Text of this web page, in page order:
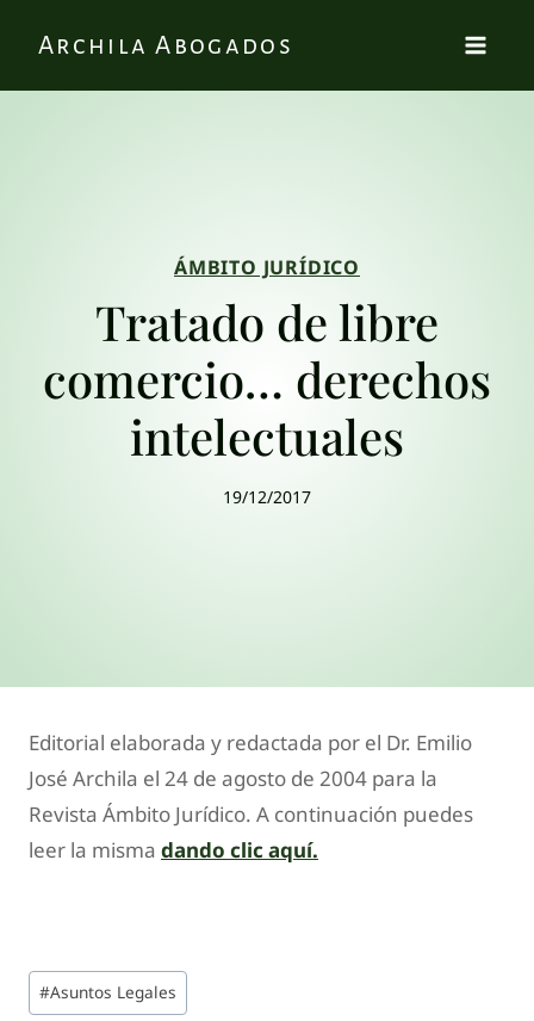
Archila Abogados
ÁMBITO JURÍDICO
Tratado de libre
comercio… derechos
intelectuales
19/12/2017
Editorial elaborada y redactada por el Dr. Emilio
José Archila el 24 de agosto de 2004 para la
Revista Ámbito Jurídico. A continuación puedes
leer la misma dando clic aquí.
#Asuntos Legales